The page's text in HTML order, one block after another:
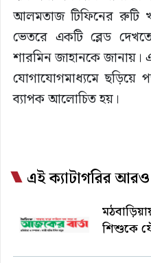
আলমতাজ টিফিনের রুটি
ভেতরে একটি ব্লেড
শারমিন জাহানকে জানায়।
যোগাযোগমাধ্যমে ছড়িয়ে
ব্যাপক আলোচিত হয়।
এই ক্যাটাগরির
শিশুকে